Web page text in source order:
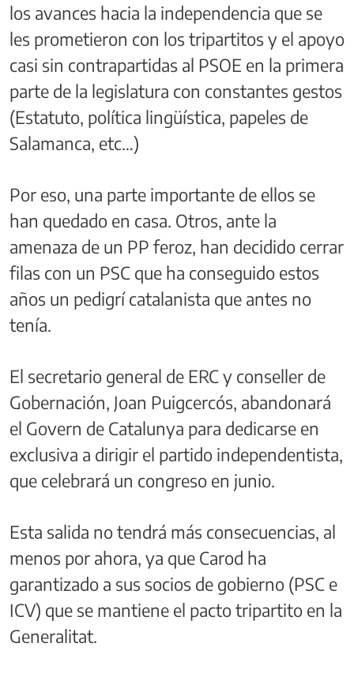
los avances hacia la independencia que se
les prometieron con los tripartitos y el apoyo
casi sin contrapartidas al PSOE en la primera
parte de la legislatura con constantes gestos
(Estatuto, política lingüística, papeles de
Salamanca, etc…)
Por eso, una parte importante de ellos se
han quedado en casa. Otros, ante la
amenaza de un PP feroz, han decidido cerrar
filas con un PSC que ha conseguido estos
años un pedigrí catalanista que antes no
tenía.
El secretario general de ERC y conseller de
Gobernación, Joan Puigcercós, abandonará
el Govern de Catalunya para dedicarse en
exclusiva a dirigir el partido independentista,
que celebrará un congreso en junio.
Esta salida no tendrá más consecuencias, al
menos por ahora, ya que Carod ha
garantizado a sus socios de gobierno (PSC e
ICV) que se mantiene el pacto tripartito en la
Generalitat.